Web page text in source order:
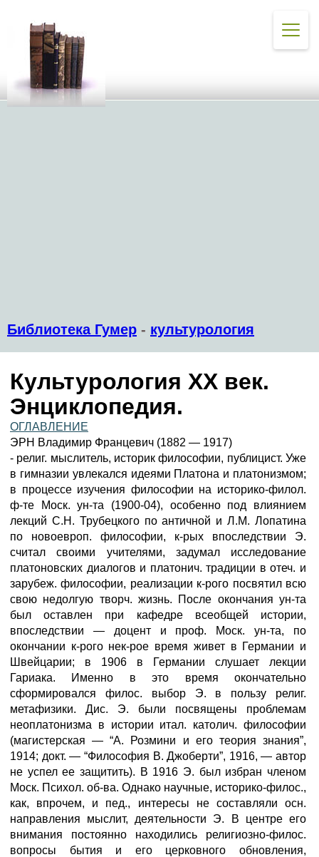
Библиотека Гумер - культурология
Культурология XX век.
Энциклопедия.
ОГЛАВЛЕНИЕ
ЭРН Владимир Францевич (1882 — 1917)
- религ. мыслитель, историк философии, публицист. Уже
в гимназии увлекался идеями Платона и платонизмом;
в процессе изучения философии на историко-филол.
ф-те Моск. ун-та (1900-04), особенно под влиянием
лекций С.Н. Трубецкого по античной и Л.М. Лопатина
по новоевроп. философии, к-рых впоследствии Э.
считал своими учителями, задумал исследование
платоновских диалогов и платонич. традиции в отеч. и
зарубеж. философии, реализации к-рого посвятил всю
свою недолгую творч. жизнь. После окончания ун-та
был оставлен при кафедре всеобщей истории,
впоследствии — доцент и проф. Моск. ун-та, по
окончании к-рого нек-рое время живет в Германии и
Швейцарии; в 1906 в Германии слушает лекции
Гариака. Именно в это время окончательно
сформировался филос. выбор Э. в пользу религ.
метафизики. Дис. Э. были посвящены проблемам
неоплатонизма в истории итал. католич. философии
(магистерская — “А. Розмини и его теория знания”,
1914; докт. — “Философия В. Джоберти”, 1916, — автор
не успел ее защитить). В 1916 Э. был избран членом
Моск. Психол. об-ва. Однако научные, историко-филос.,
как, впрочем, и пед., интересы не составляли осн.
направления мыслит, деятельности Э. В центре его
внимания постоянно находились религиозно-филос.
вопросы бытия и его церковного обновления,